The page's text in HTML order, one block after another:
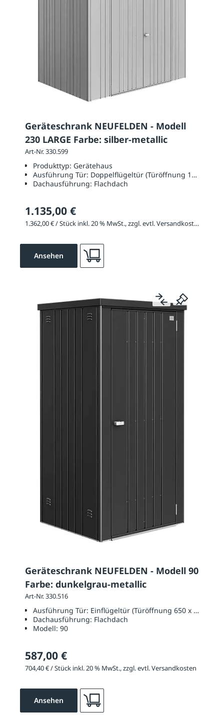
Geräteschrank NEUFELDEN - Modell
230 LARGE Farbe: silber-metallic
Art-Nr. 330.599
Produkttyp: Gerätehaus
Ausführung Tür: Doppelflügeltür (Türöffnung 1350 x
Dachausführung: Flachdach
1.135,00 €
1.362,00 € / Stück inkl. 20 % MwSt., zzgl. evtl. Versandkosten
Ansehen
Geräteschrank NEUFELDEN - Modell 90
Farbe: dunkelgrau-metallic
Art-Nr. 330.516
Ausführung Tür: Einflügeltür (Türöffnung 650 x 1700
Dachausführung: Flachdach
Modell: 90
587,00 €
704,40 € / Stück inkl. 20 % MwSt., zzgl. evtl. Versandkosten
Ansehen